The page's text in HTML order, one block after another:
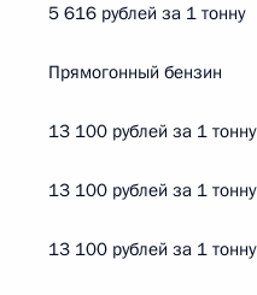
5 616 рублей за 1 тонну
Прямогонный бензин
13 100 рублей за 1 тонну
13 100 рублей за 1 тонну
13 100 рублей за 1 тонну